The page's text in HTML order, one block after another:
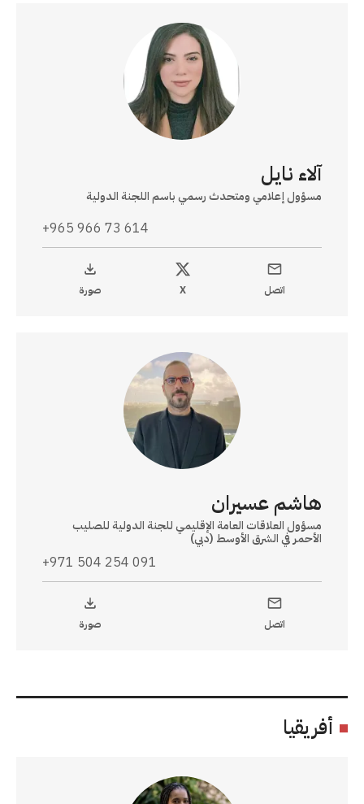
آلاء نايل
مسؤول إعلامي ومتحدث رسمي باسم اللجنة الدولية
+965 966 73 614
اتصل X صورة
هاشم عسيران
مسؤول العلاقات العامة الإقليمي للجنة الدولية للصليب
الأحمر في الشرق الأوسط (دبي)
+971 504 254 091
اتصل صورة
أفريقيا